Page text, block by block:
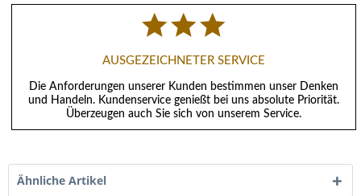
AUSGEZEICHNETER SERVICE
Die Anforderungen unserer Kunden bestimmen unser Denken
und Handeln. Kundenservice genießt bei uns absolute Priorität.
Überzeugen auch Sie sich von unserem Service.
Ähnliche Artikel